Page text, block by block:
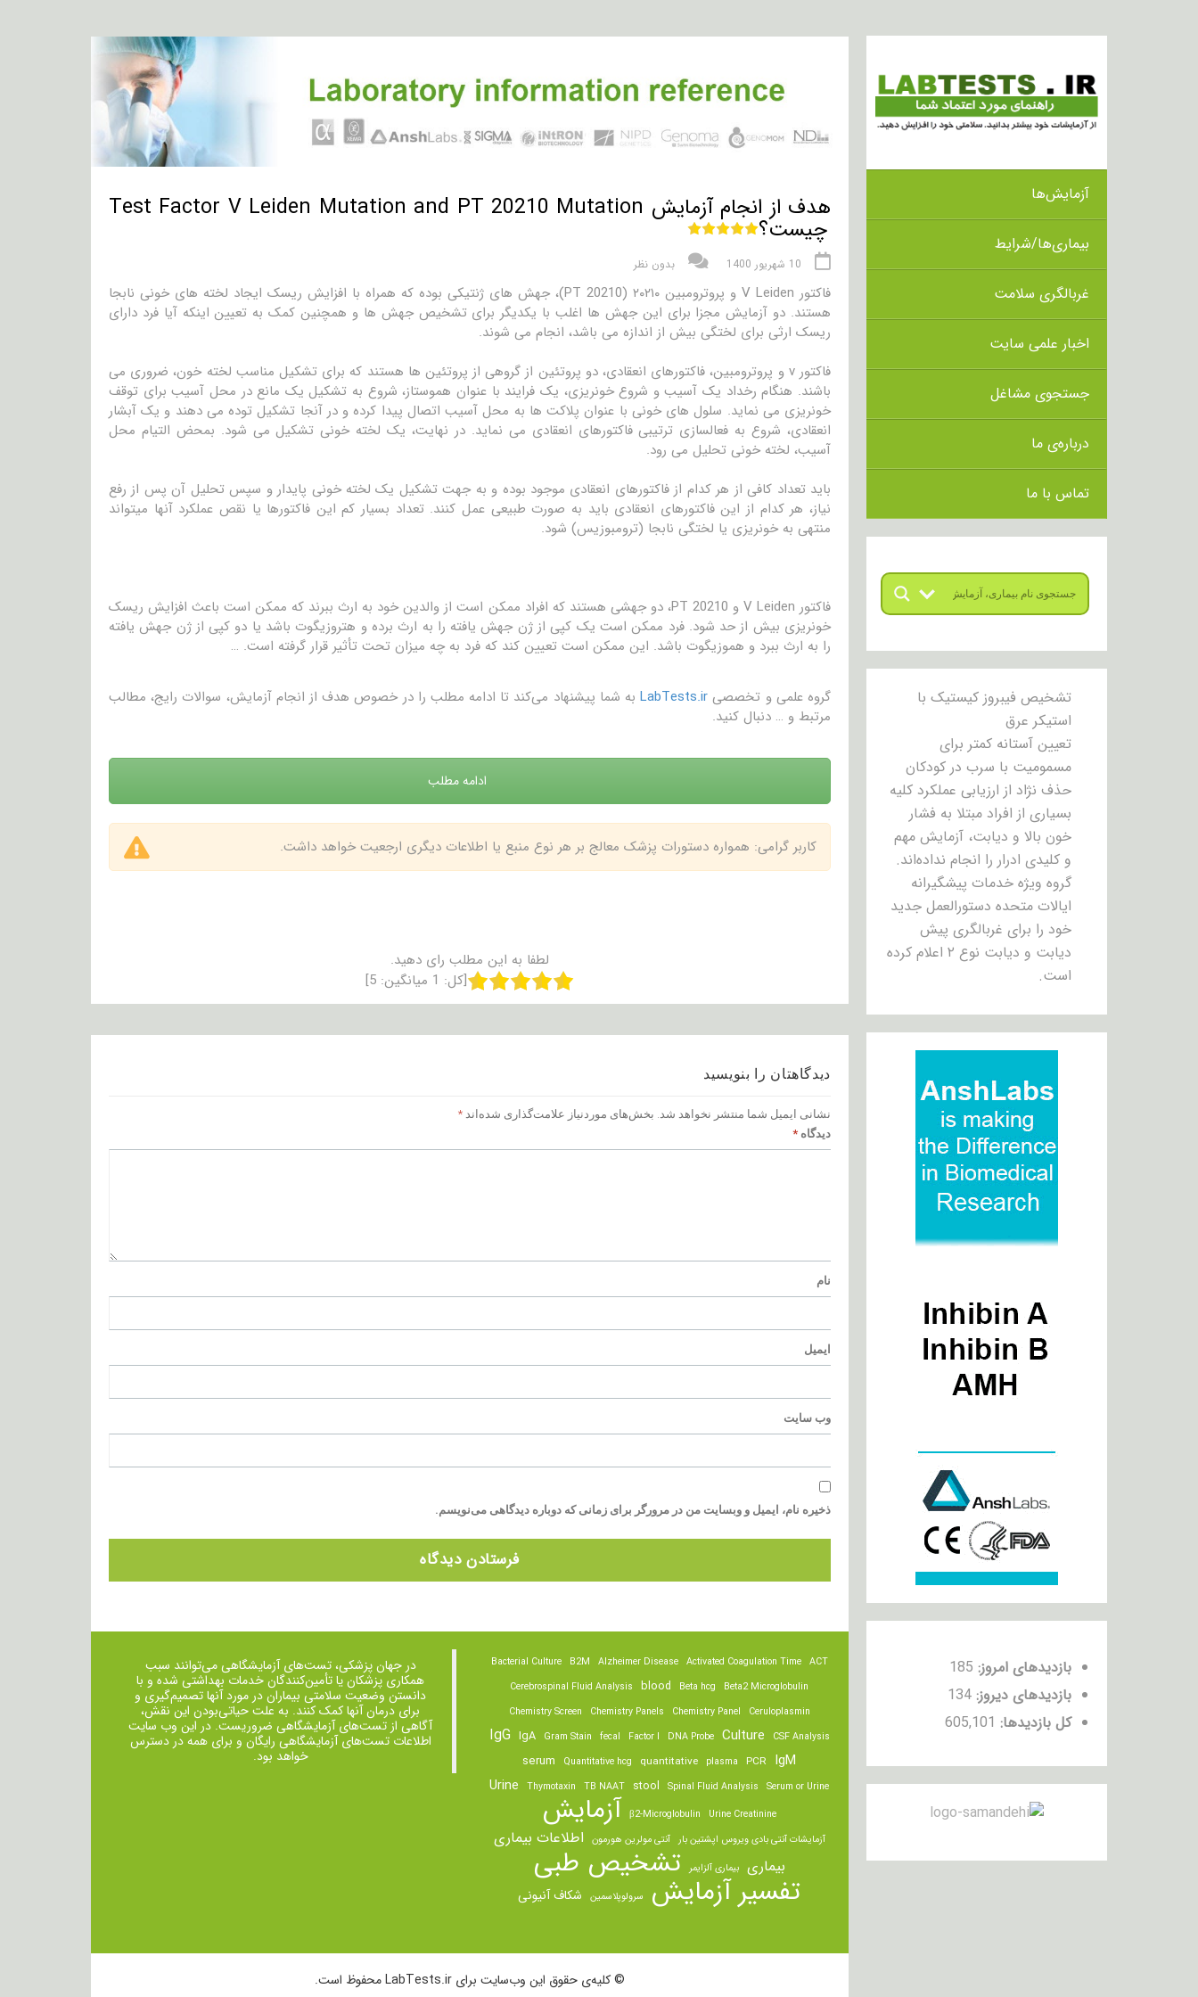
آزمایش‌ها
بیماری‌ها/شرایط
غربالگری سلامت
اخبار علمی سایت
جستجوی مشاغل
درباره‌ی ما
تماس با ما
تشخیص فیبروز کیستیک با
استیکر عرق
تعیین آستانه کمتر برای
مسمومیت با سرب در کودکان
حذف نژاد از ارزیابی عملکرد کلیه
بسیاری از افراد مبتلا به فشار
خون بالا و دیابت، آزمایش مهم
و کلیدی ادرار را انجام نداده‌اند.
گروه ویژه خدمات پیشگیرانه
ایالات متحده دستورالعمل جدید
خود را برای غربالگری پیش
دیابت و دیابت نوع ۲ اعلام کرده
است.
بازدیدهای امروز: 185
بازدیدهای دیروز: 134
کل بازدیدها: 605,101
هدف از انجام آزمایش Test Factor V Leiden Mutation and PT 20210 Mutation
چیست؟
10 شهریور 1400 بدون نظر
فاکتور V Leiden و پروترومبین ۲۰۲۱۰ (PT 20210)، جهش های ژنتیکی بوده که همراه با افزایش ریسک ایجاد لخته های خونی نابجا
هستند. دو آزمایش مجزا برای این جهش ها اغلب با یکدیگر برای تشخیص جهش ها و همچنین کمک به تعیین اینکه آیا فرد دارای
ریسک ارثی برای لختگی بیش از اندازه می باشد، انجام می شوند.
فاکتور v و پروترومبین، فاکتورهای انعقادی، دو پروتئین از گروهی از پروتئین ها هستند که برای تشکیل مناسب لخته خون، ضروری می
باشند. هنگام رخداد یک آسیب و شروع خونریزی، یک فرایند با عنوان هموستاز، شروع به تشکیل یک مانع در محل آسیب برای توقف
خونریزی می نماید. سلول های خونی با عنوان پلاکت ها به محل آسیب اتصال پیدا کرده و در آنجا تشکیل توده می دهند و یک آبشار
انعقادی، شروع به فعالسازی ترتیبی فاکتورهای انعقادی می نماید. در نهایت، یک لخته خونی تشکیل می شود. بمحض التیام محل
آسیب، لخته خونی تحلیل می رود.
باید تعداد کافی از هر کدام از فاکتورهای انعقادی موجود بوده و به جهت تشکیل یک لخته خونی پایدار و سپس تحلیل آن پس از رفع
نیاز، هر کدام از این فاکتورهای انعقادی باید به صورت طبیعی عمل کنند. تعداد بسیار کم این فاکتورها یا نقص عملکرد آنها میتواند
منتهی به خونریزی یا لختگی نابجا (ترومبوزیس) شود.
فاکتور V Leiden و PT 20210، دو جهشی هستند که افراد ممکن است از والدین خود به ارث ببرند که ممکن است باعث افزایش ریسک
خونریزی بیش از حد شود. فرد ممکن است یک کپی از ژن جهش یافته را به ارث برده و هتروزیگوت باشد یا دو کپی از ژن جهش یافته
را به ارث ببرد و هموزیگوت باشد. این ممکن است تعیین کند که فرد به چه میزان تحت تأثیر قرار گرفته است. …
گروه علمی و تخصصی LabTests.irبه شما پیشنهاد می‌کند تا ادامه مطلب را در خصوص هدف از انجام آزمایش، سوالات رایج، مطالب
مرتبط و … دنبال کنید.
ادامه مطلب
کاربر گرامی: همواره دستورات پزشک معالج بر هر نوع منبع یا اطلاعات دیگری ارجعیت خواهد داشت.
لطفا به این مطلب رای دهید.
[کل: 1 میانگین: 5
]
دیدگاهتان را بنویسید
نشانی ایمیل شما منتشر نخواهد شد. بخش‌های موردنیاز علامت‌گذاری شده‌اند *
دیدگاه *
نام
ایمیل
وب‌ سایت
ذخیره نام، ایمیل و وبسایت من در مرورگر برای زمانی که دوباره دیدگاهی می‌نویسم.
ACT
Activated Coagulation Time
Alzheimer Disease
B2M
Bacterial Culture
Beta2 Microglobulin
Beta hcg
blood
Cerebrospinal Fluid Analysis
Ceruloplasmin
Chemistry Panel
Chemistry Panels
Chemistry Screen
CSF Analysis
Culture
DNA Probe
Factor I
fecal
Gram Stain
IgA
IgG
IgM
PCR
plasma
quantitative
Quantitative hcg
serum
Serum or Urine
Spinal Fluid Analysis
stool
TB NAAT
Thymotaxin
Urine
Urine Creatinine
β2-Microglobulin آزمایش
آزمایشات آنتی بادی ویروس اپشتین بار آنتی مولرین هورمون اطلاعات بیماری
بیماری بیماری آلزایمر تشخیص طبی
تفسیر آزمایش سرولوپلاسمین شکاف آنیونی
در جهان پزشکی، تست‌های آزمایشگاهی می‌توانند سبب
همکاری پزشکان یا تأمین‌کنندگان خدمات بهداشتی شده و با
دانستن وضعیت سلامتی بیماران در مورد آنها تصمیم‌گیری و
برای درمان ‌آنها کمک کنند. به علت حیاتی‌بودن این نقش،
آگاهی از تست‌های آزمایشگاهی ضروریست. در این وب سایت
اطلاعات تست‌های آزمایشگاهی رایگان و برای همه در دسترس
خواهد بود.
© کلیه‌ی حقوق این وب‌سایت برای LabTests.ir محفوظ است.